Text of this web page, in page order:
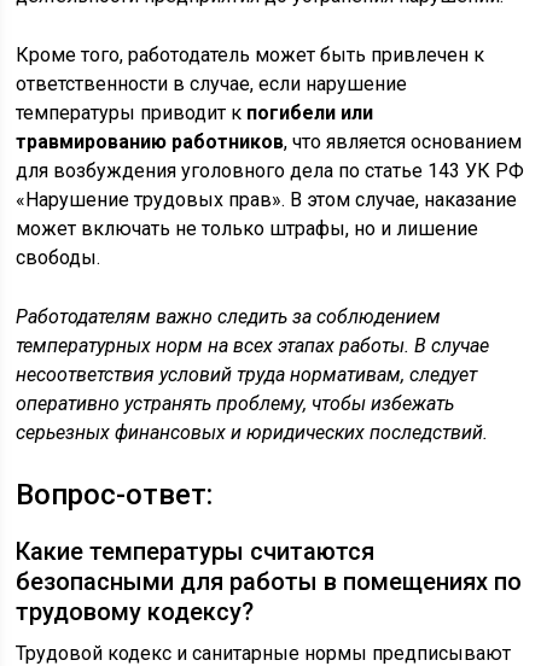
Кроме того, работодатель может быть привлечен к
ответственности в случае, если нарушение
температуры приводит к погибели или
травмированию работников, что является основанием
для возбуждения уголовного дела по статье 143 УК РФ
«Нарушение трудовых прав». В этом случае, наказание
может включать не только штрафы, но и лишение
свободы.
Работодателям важно следить за соблюдением
температурных норм на всех этапах работы. В случае
несоответствия условий труда нормативам, следует
оперативно устранять проблему, чтобы избежать
серьезных финансовых и юридических последствий.
Вопрос-ответ:
Какие температуры считаются
безопасными для работы в помещениях по
трудовому кодексу?
Трудовой кодекс и санитарные нормы предписывают